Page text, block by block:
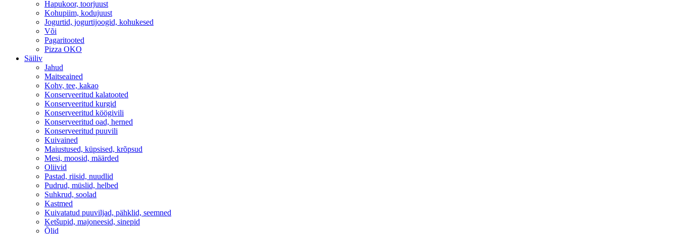
Hapukoor, toorjuust
Kohupiim, kodujuust
Jogurtid, jogurtijoogid, kohukesed
Või
Pagaritooted
Pizza OKO
Säiliv
Jahud
Maitseained
Kohv, tee, kakao
Konserveeritud kalatooted
Konserveeritud kurgid
Konserveeritud köögivili
Konserveeritud oad, herned
Konserveeritud puuvili
Kuivained
Maiustused, küpsised, krõpsud
Mesi, moosid, määrded
Oliivid
Pastad, riisid, nuudlid
Pudrud, müslid, helbed
Suhkrud, soolad
Kastmed
Kuivatatud puuviljad, pähklid, seemned
Ketšupid, majoneesid, sinepid
Õlid